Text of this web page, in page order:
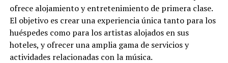
ofrece alojamiento y entretenimiento de primera clase.
El objetivo es crear una experiencia única tanto para los
huéspedes como para los artistas alojados en sus
hoteles, y ofrecer una amplia gama de servicios y
actividades relacionadas con la música.